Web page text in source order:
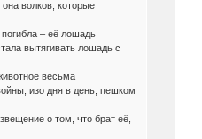
волков, которые
– её лошадь
вытягивать лошадь с
весьма
изо дня в день, пешком
о том, что брат её,